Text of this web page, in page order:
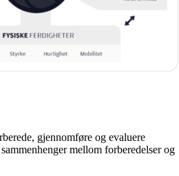
gjennomføre og evaluere
mellom forberedelser og